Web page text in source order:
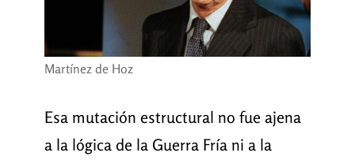
Martínez de Hoz
Esa mutación estructural no fue ajena
a la lógica de la Guerra Fría ni a la